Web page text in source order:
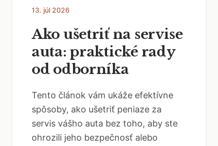
13. júl 2026
Ako ušetriť na servise
auta: praktické rady
od odborníka
Tento článok vám ukáže efektívne
spôsoby, ako ušetriť peniaze za
servis vášho auta bez toho, aby ste
ohrozili jeho bezpečnosť alebo